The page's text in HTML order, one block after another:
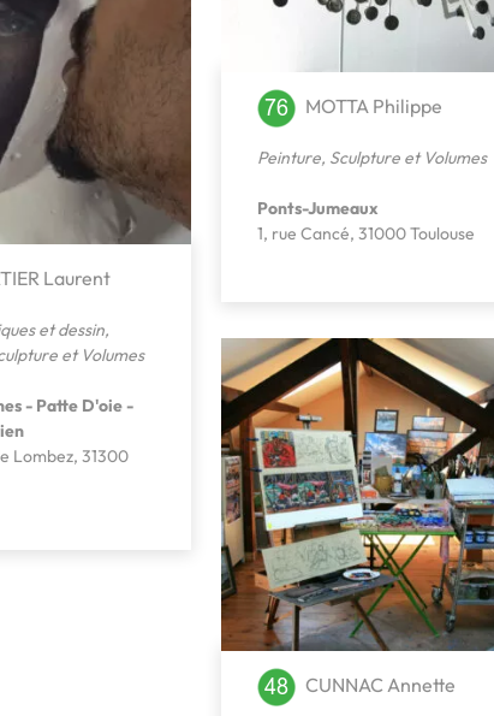
MOTTA Philippe
Peinture, Sculpture et Volumes
Ponts-Jumeaux
1, rue Cancé, 31000 Toulouse
Laurent
et dessin,
et Volumes
- Patte D'oie -
Lombez, 31300
CUNNAC Annette